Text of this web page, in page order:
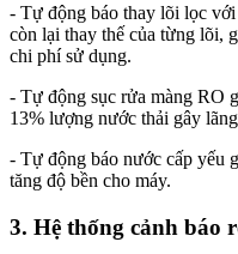
- Tự động báo thay lõi lọc
còn lại thay thế của từng lõi,
chi phí sử dụng.
- Tự động sục rửa màng RO
13% lượng nước thải gây
- Tự động báo nước cấp yếu
tăng độ bền cho máy.
3. Hệ thống cảnh báo